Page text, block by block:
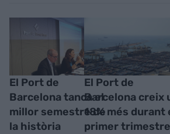
El Port de
Barcelona tanca el
millor semestre de
la història
El Port de
Barcelona creix
18% més durant
primer trimestre